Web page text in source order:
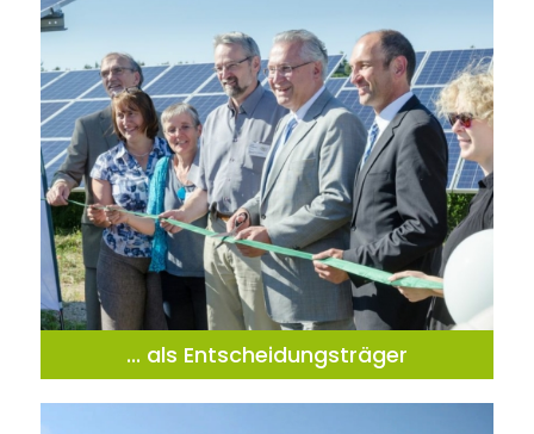
... als Entscheidungsträger